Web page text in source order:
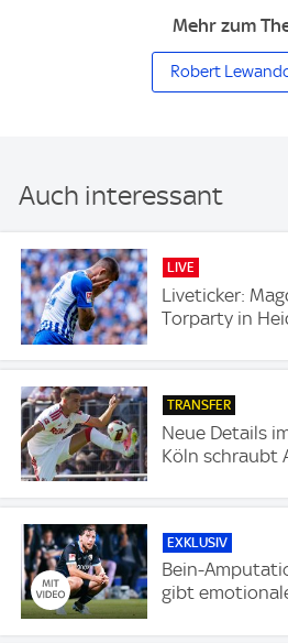
Mehr zum
Robert
Auch interessant
LIVE
Liveticker:
Torparty in
TRANSFER
Neue Details
Köln schraubt
EXKLUSIV
Bein-
gibt